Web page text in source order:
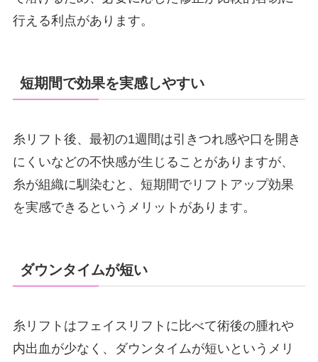
行える利点があります。
短期間で効果を実感しやすい
糸リフト後、最初の1週間は引きつれ感や口を開き
にくいなどの不快感が生じることがありますが、
糸が組織に馴染むと、短期間でリフトアップ効果
を実感できるというメリットがあります。
ダウンタイムが短い
糸リフトはフェイスリフトに比べて術後の腫れや
内出血が少なく、ダウンタイムが短いというメリ